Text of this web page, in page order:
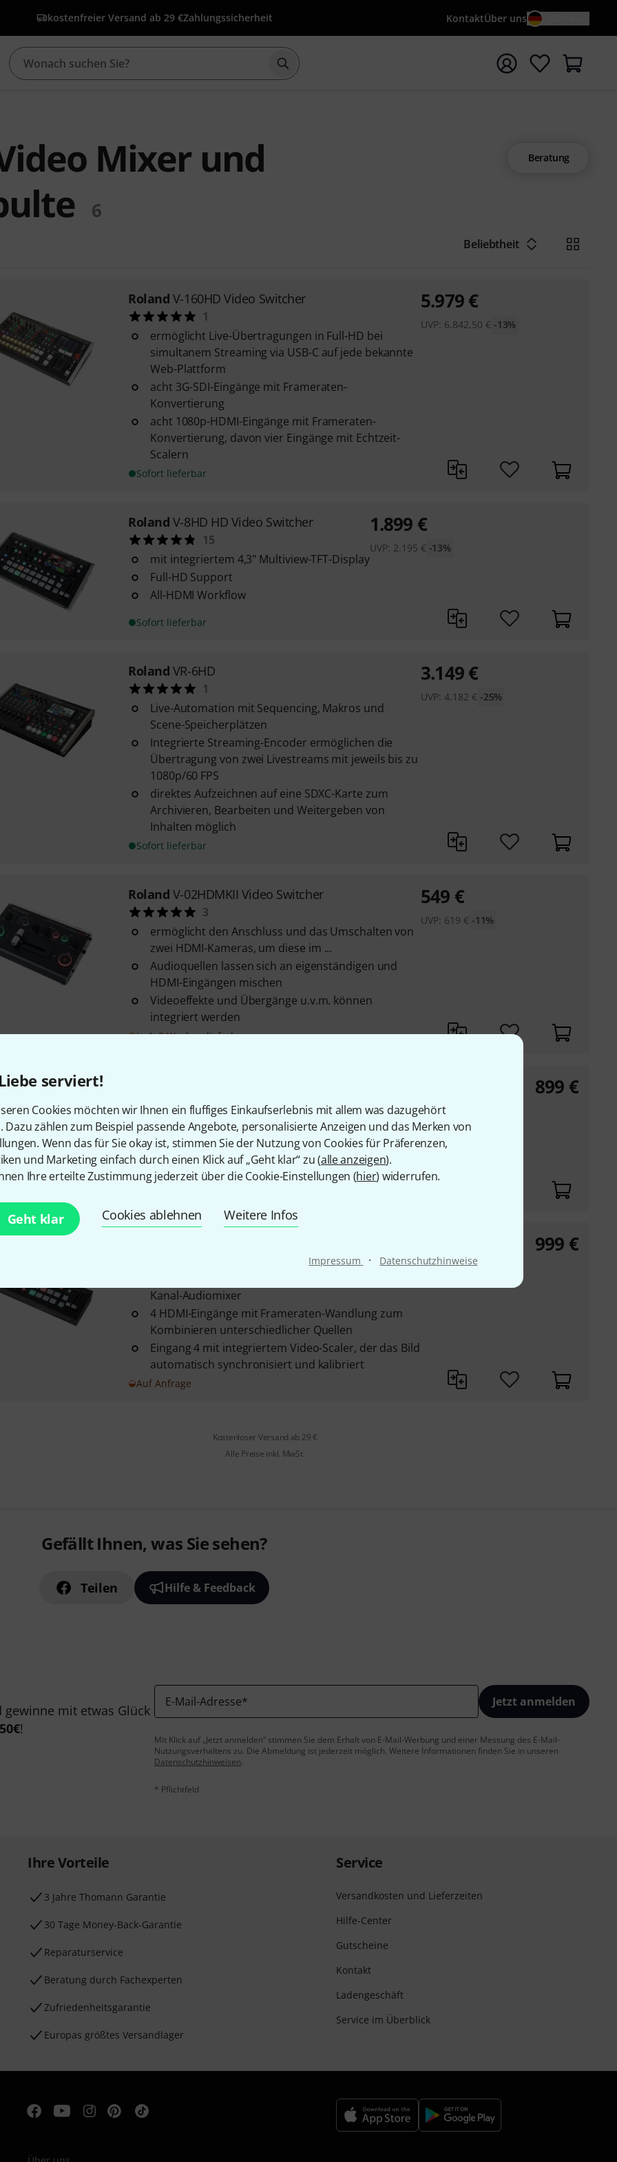
serviert!
Cookies möchten wir Ihnen ein fluffiges Einkaufserlebnis mit allem was dazugehört
Dazu zählen zum Beispiel passende Angebote, personalisierte Anzeigen und das Merken von
Wenn das für Sie okay ist, stimmen Sie der Nutzung von Cookies für Präferenzen,
und Marketing einfach durch einen Klick auf „Geht klar“ zu (alle anzeigen).
Ihre erteilte Zustimmung jederzeit über die Cookie-Einstellungen (hier) widerrufen.
Geht klar Cookies ablehnen Weitere Infos
Impressum · Datenschutzhinweise
kostenfreier Versand ab 29 €Zahlungssicherheit KontaktÜber uns
Suche mit Suchwort {searchTerm} starten
Mixer und
6
Beratung
Beliebtheit
Roland V-160HD Video Switcher
1
ermöglicht Live-Übertragungen in Full-HD bei
simultanem Streaming via USB-C auf jede bekannte
Web-Plattform
acht 3G-SDI-Eingänge mit Frameraten-
Konvertierung
acht 1080p-HDMI-Eingänge mit Frameraten-
Konvertierung, davon vier Eingänge mit Echtzeit-
Scalern
Sofort lieferbar
5.979€
UVP: 6.842,50 € -13%
Roland V-8HD HD Video Switcher
15
mit integriertem 4,3" Multiview-TFT-Display
Full-HD Support
All-HDMI Workflow
Sofort lieferbar
1.899 €
UVP: 2.195 € -13%
Roland VR-6HD
1
Live-Automation mit Sequencing, Makros und
Scene-Speicherplätzen
Integrierte Streaming-Encoder ermöglichen die
Übertragung von zwei Livestreams mit jeweils bis zu
1080p/60 FPS
direktes Aufzeichnen auf eine SDXC-Karte zum
Archivieren, Bearbeiten und Weitergeben von
Inhalten möglich
Sofort lieferbar
3.149€
UVP:4.182 € -25%
Roland V-02HDMKII Video Switcher
3
ermöglicht den Anschluss und das Umschalten von
zwei HDMI-Kameras, um diese im ...
Audioquellen lassen sich an eigenständigen und
HDMI-Eingängen mischen
Videoeffekte und Übergänge u.v.m. können
integriert werden
In 1–2 Wochen lieferbar
549 €
UVP: 619 € -11%
34
transportabel und simpel
mit 4 Anschlussmöglichkeiten von HDMI
Audio/Video-Quellen mit bis zu 1080p
Compositing-Effekte und Video-Umschaltoptionen
899 €
Kanal-Audiomixer
4 HDMI-Eingänge mit Frameraten-Wandlung zum
Kombinieren unterschiedlicher Quellen
Eingang 4 mit integriertem Video-Scaler, der das Bild
automatisch synchronisiert und kalibriert
Auf Anfrage
999 €
Kostenloser Versand ab 29 €
Alle Preise inkl. MwSt.
Gefällt Ihnen, was Sie sehen?
Teilen Hilfe & Feedback
mit etwas Glück
50€!
E-Mail-Adresse* Jetzt anmelden
Mit Klick auf „Jetzt anmelden“ stimmen Sie dem Erhalt von E-Mail-Werbung und einer Messung des E-Mail-
Nutzungsverhaltens zu. Die Abmeldung ist jederzeit möglich. Weitere Informationen finden Sie in unseren
Datenschutzhinweisen.
* Pflichtfeld
Ihre Vorteile
3 Jahre Thomann Garantie
30 Tage Money-Back-Garantie
Reparaturservice
Beratung durch Fachexperten
Zufriedenheitsgarantie
Europas größtes Versandlager
Service
Versandkosten und Lieferzeiten
Hilfe-Center
Gutscheine
Kontakt
Ladengeschäft
Service im Überblick